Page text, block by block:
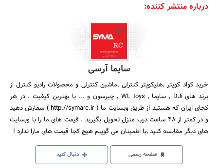
درباره منتشر کننده:
سایما آرسی
خرید کواد کوپتر ٬‌هلیکوپتر کنترلی ٬‌ماشین کنترلی و محصولات رادیو کنترل از
برند های DJi ٬ سایما ٬ WL toys ٬ چیرسون و ... با بهترین کیفیت . در هر
کجای ایران که هستید از طریق وبسایت ما ( http://symarc.ir ) سفارش دهید
و در کمتر از ۴۸ ساعت درب منزل تحویل بگیرید . قیمت های ما را با وبسایت
های دیگر مقایسه کنید ٬‌با اطمینان می گوییم هیچ کجا قیمت های مارا ندارد !
صفحه رسمی دنبال کنید